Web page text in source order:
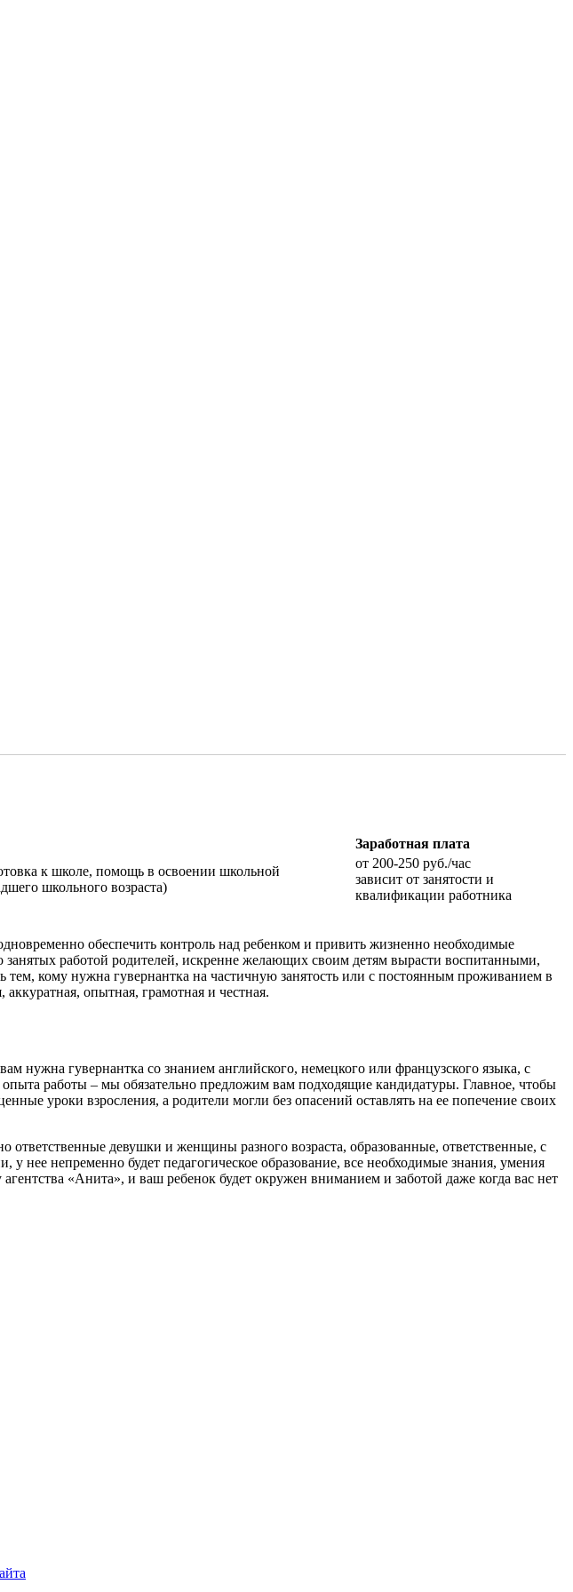
Заработная плата
к школе, помощь в освоении школьной
школьного возраста)
от 200-250 руб./час
зависит от занятости и
квалификации работника
обеспечить контроль над ребенком и привить жизненно необходимые
работой родителей, искренне желающих своим детям вырасти воспитанными,
кому нужна гувернантка на частичную занятость или с постоянным проживанием в
опытная, грамотная и честная.
нужна гувернантка со знанием английского, немецкого или французского языка, с
работы – мы обязательно предложим вам подходящие кандидатуры. Главное, чтобы
уроки взросления, а родители могли без опасений оставлять на ее попечение своих
ответственные девушки и женщины разного возраста, образованные, ответственные, с
нее непременно будет педагогическое образование, все необходимые знания, умения
«Анита», и ваш ребенок будет окружен вниманием и заботой даже когда вас нет